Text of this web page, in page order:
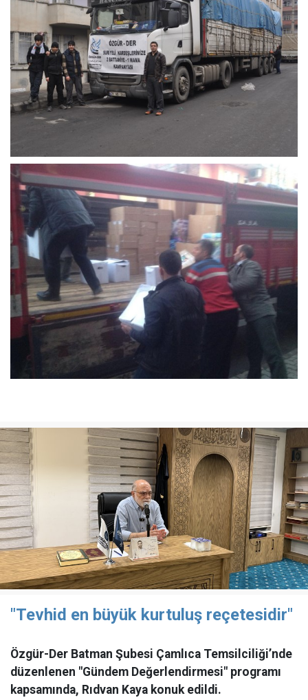
"Tevhid en büyük kurtuluş reçetesidir"
Özgür-Der Batman Şubesi Çamlıca Temsilciliği’nde
düzenlenen "Gündem Değerlendirmesi" programı
kapsamında, Rıdvan Kaya konuk edildi.